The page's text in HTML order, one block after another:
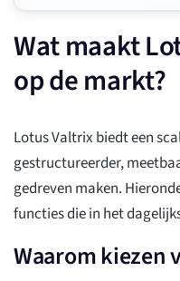
Wat maakt
op de markt?
Lotus Valtrix biedt een
gestructureerder,
gedreven maken.
functies die in het
Waarom kiezen